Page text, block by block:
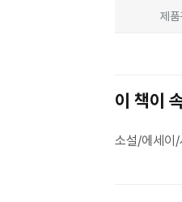
제품
이 책이
소설/에세이